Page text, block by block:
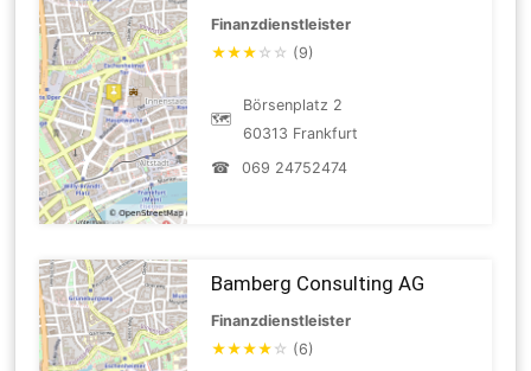
Finanzdienstleister
★★★ ☆ ☆ (9)
🗺
Börsenplatz 2
60313 Frankfurt
☎
069 24752474
Bamberg Consulting AG
Finanzdienstleister
★★★★ ☆ (6)